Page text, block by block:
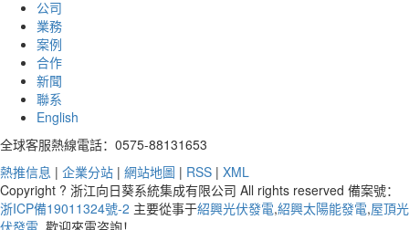
公司
業務
案例
合作
新聞
聯系
English
全球客服熱線電話：0575-88131653
熱推信息 | 企業分站 | 網站地圖 | RSS | XML
Copyright ? 浙江向日葵系統集成有限公司 All rights reserved 備案號：
浙ICP備19011324號-2 主要從事于紹興光伏發電,紹興太陽能發電,屋頂光
伏發電 , 歡迎來電咨詢！